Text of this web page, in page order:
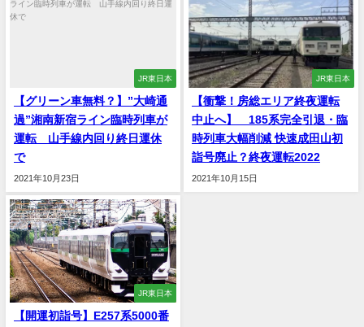
JR東日本
【グリーン車無料？】”大崎通
過”湘南新宿ライン臨時列車が
運転 山手線内回り終日運休
で
2021年10月23日
JR東日本
【衝撃！房総エリア終夜運転
中止へ】 185系完全引退・臨
時列車大幅削減 快速成田山初
詣号廃止？終夜運転2022
2021年10月15日
JR東日本
【開運初詣号】E257系5000番